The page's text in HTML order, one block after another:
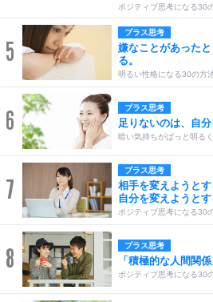
ポジティブ思考になる30
5
プラス思考
嫌なことがあった
る。
明るい性格になる30の方
6 プラス思考
足りないのは、自分
暗い気持ちがぱっと明る
7
プラス思考
相手を変えようとす
自分を変えようとす
ポジティブ思考になる30
8 プラス思考
「積極的な人間関
ポジティブ思考になる30